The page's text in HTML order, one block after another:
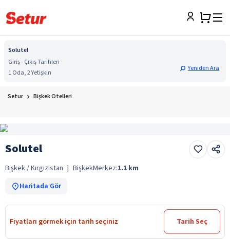
Solutel
Giriş - Çıkış Tarihleri
1 Oda, 2 Yetişkin
Yeniden Ara
Setur Bişkek Otelleri
Solutel
Bişkek / Kırgızistan | BişkekMerkez:1.1 km
Haritada Gör
Fiyatları görmek için tarih seçiniz Tarih Seç